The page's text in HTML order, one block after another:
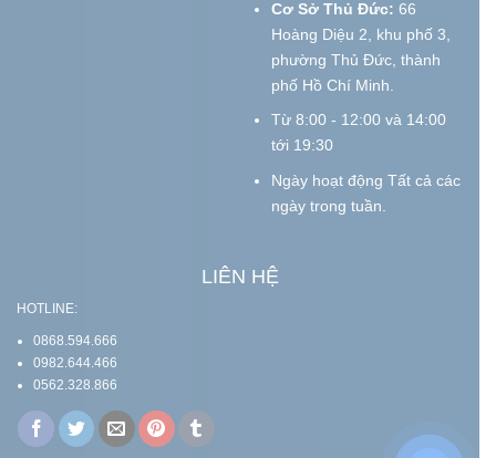
Cơ Sở Thủ Đức:66
Hoàng Diệu 2, khu phố 3,
phường Thủ Đức, thành
phố Hồ Chí Minh.
Từ 8:00 - 12:00 và 14:00
tới 19:30
Ngày hoạt động Tất cả các
ngày trong tuần.
LIÊN HỆ
HOTLINE:
0868.594.666
0982.644.466
0562.328.866